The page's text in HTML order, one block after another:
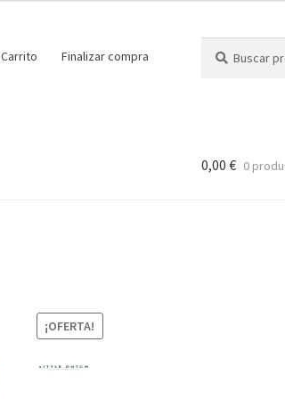
Carrito Finalizar compra
por:
0,00 € 0
¡OFERTA!